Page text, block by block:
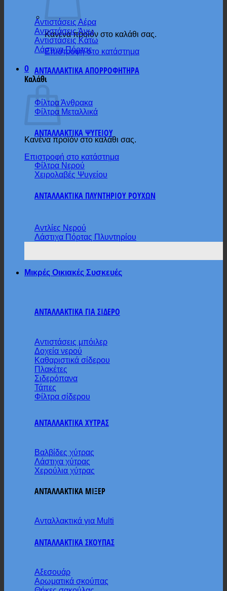
Κανένα προϊόν στο καλάθι σας.
Επιστροφή στο κατάστημα
0
Καλάθι
Κανένα προϊόν στο καλάθι σας.
Επιστροφή στο κατάστημα
Αντιστάσεις Αέρα
Αντιστάσεις Άνω
Αντιστάσεις Κάτω
Λάστιχα Πόρτας
ΑΝΤΑΛΛΑΚΤΙΚΑ ΑΠΟΡΡΟΦΗΤΗΡΑ
Φίλτρα Άνθρακα
Φίλτρα Μεταλλικά
ΑΝΤΑΛΛΑΚΤΙΚΑ ΨΥΓΕΙΟΥ
Φίλτρα Νερού
Χειρολαβές Ψυγείου
ΑΝΤΑΛΛΑΚΤΙΚΑ ΠΛΥΝΤΗΡΙΟΥ ΡΟΥΧΩΝ
Αντλίες Νερού
Λάστιχα Πόρτας Πλυντηρίου
Μικρές Οικιακές Συσκευές
ΑΝΤΑΛΛΑΚΤΙΚΑ ΓΙΑ ΣΙΔΕΡΟ
Αντιστάσεις μπόιλερ
Δοχεία νερού
Καθαριστικά σίδερου
Πλακέτες
Σιδερόπανα
Τάπες
Φίλτρα σίδερου
ΑΝΤΑΛΛΑΚΤΙΚΑ ΧΥΤΡΑΣ
Βαλβίδες χύτρας
Λάστιχα χύτρας
Χερούλια χύτρας
ΑΝΤΑΛΛΑΚΤΙΚΑ ΜΙΞΕΡ
Ανταλλακτικά για Multi
ΑΝΤΑΛΛΑΚΤΙΚΑ ΣΚΟΥΠΑΣ
Αξεσουάρ
Αρωματικά σκούπας